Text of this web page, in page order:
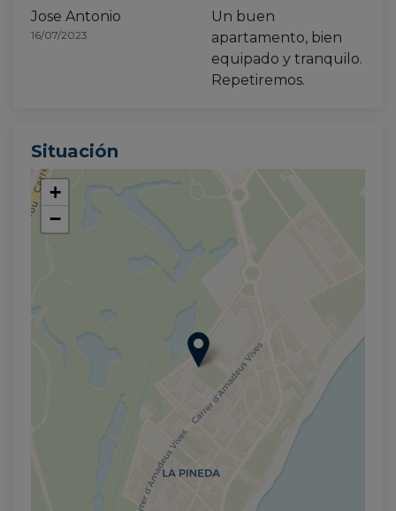
Jose Antonio
16/07/2023
Un buen
apartamento, bien
equipado y tranquilo.
Repetiremos.
Situación
+
−